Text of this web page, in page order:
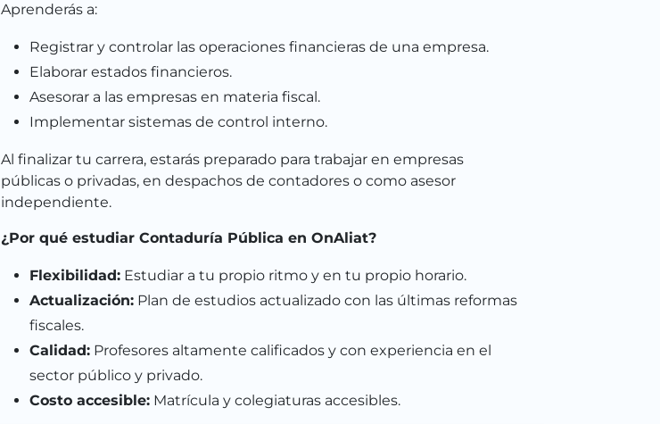
Aprenderás a:
Registrar y controlar las operaciones financieras de una empresa.
Elaborar estados financieros.
Asesorar a las empresas en materia fiscal.
Implementar sistemas de control interno.
Al finalizar tu carrera, estarás preparado para trabajar en empresas
públicas o privadas, en despachos de contadores o como asesor
independiente.
¿Por qué estudiar Contaduría Pública en OnAliat?
Flexibilidad: Estudiar a tu propio ritmo y en tu propio horario.
Actualización: Plan de estudios actualizado con las últimas reformas
fiscales.
Calidad: Profesores altamente calificados y con experiencia en el
sector público y privado.
Costo accesible: Matrícula y colegiaturas accesibles.